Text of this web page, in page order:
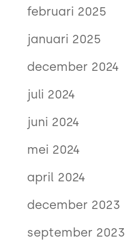
februari 2025
januari 2025
december 2024
juli 2024
juni 2024
mei 2024
april 2024
december 2023
september 2023